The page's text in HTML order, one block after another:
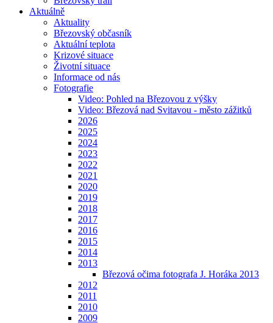
Aktuálně
Aktuality
Březovský občasník
Aktuální teplota
Krizové situace
Životní situace
Informace od nás
Fotografie
Video: Pohled na Březovou z výšky
Video: Březová nad Svitavou - město zážitků
2026
2025
2024
2023
2022
2021
2020
2019
2018
2017
2016
2015
2014
2013
Březová očima fotografa J. Horáka 2013
2012
2011
2010
2009